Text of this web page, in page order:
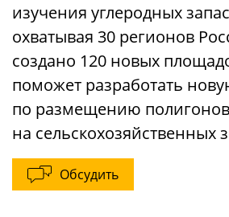
изучения углеродных
охватывая 30 регионов
создано 120 новых
поможет разработать
по размещению полигонов
на сельскохозяйственных
Обсудить